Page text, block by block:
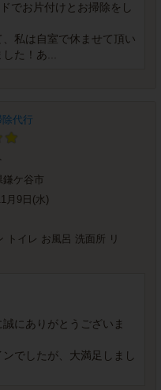
でお片付けとお掃除をし
私は自室で休ませて頂い
た！あ...
除代行
鎌ケ谷市
月9日(水)
トイレ お風呂 洗面所 リ
にありがとうございま
でしたが、大満足しまし